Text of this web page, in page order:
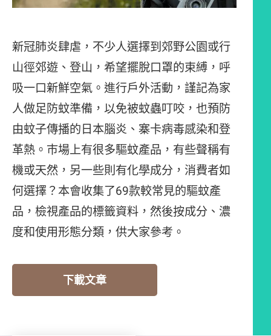
新冠肺炎肆虐，不少人選擇到郊野公園或行
山徑郊遊、登山，希望擺脫口罩的束縛，呼
吸一口新鮮空氣。進行戶外活動，謹記為家
人做足防蚊準備，以免被蚊蟲叮咬，也預防
由蚊子傳播的日本腦炎、寨卡病毒感染和登
革熱。巿場上有很多驅蚊產品，有些聲稱有
機或天然，另一些則有化學成分，消費者如
何選擇？本會收集了69款較常見的驅蚊產
品，檢視產品的標籤資料，然後按成分、濃
度和使用形態分類，供大家參考。
下載文章